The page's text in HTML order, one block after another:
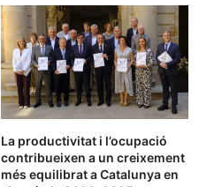
La productivitat i l’ocupació
contribueixen a un creixement
més equilibrat a Catalunya en